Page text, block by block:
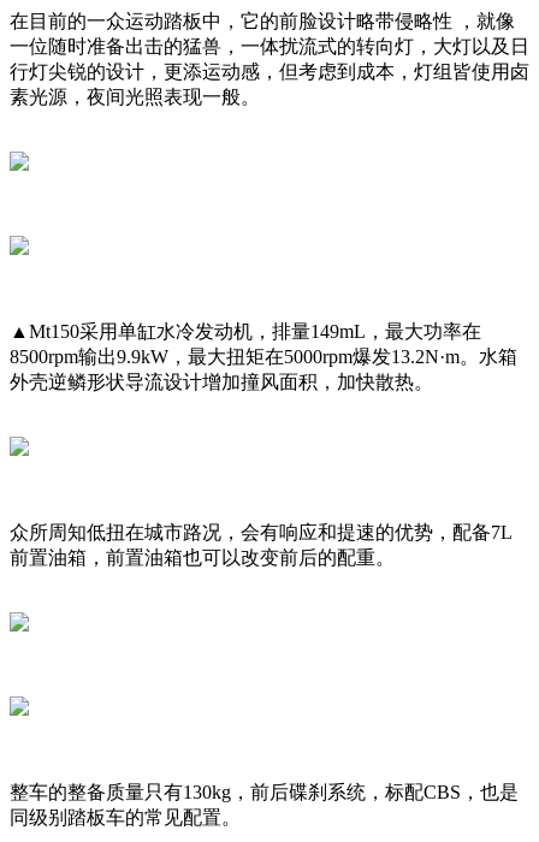
在目前的一众运动踏板中，它的前脸设计略带侵略性 ，就像
一位随时准备出击的猛兽，一体扰流式的转向灯，大灯以及日
行灯尖锐的设计，更添运动感，但考虑到成本，灯组皆使用卤
素光源，夜间光照表现一般。
▲Mt150采用单缸水冷发动机，排量149mL，最大功率在
8500rpm输出9.9kW，最大扭矩在5000rpm爆发13.2N·m。水箱
外壳逆鳞形状导流设计增加撞风面积，加快散热。
众所周知低扭在城市路况，会有响应和提速的优势，配备7L
前置油箱，前置油箱也可以改变前后的配重。
整车的整备质量只有130kg，前后碟刹系统，标配CBS，也是
同级别踏板车的常见配置。